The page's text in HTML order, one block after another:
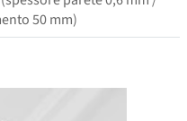
50 mm)